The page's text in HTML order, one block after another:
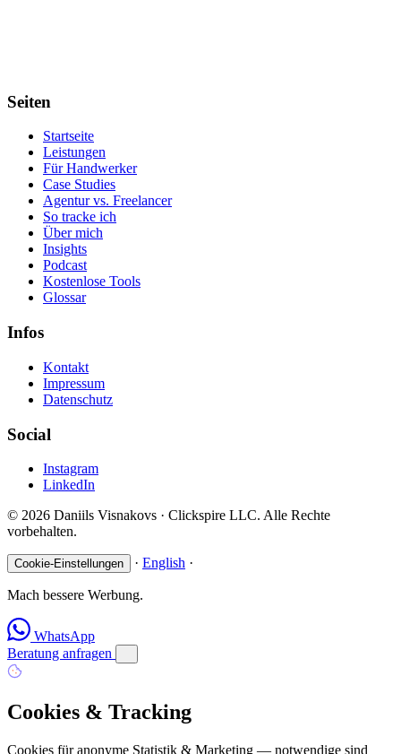
Seiten
Startseite
Leistungen
Für Handwerker
Case Studies
Agentur vs. Freelancer
So tracke ich
Über mich
Insights
Podcast
Kostenlose Tools
Glossar
Infos
Kontakt
Impressum
Datenschutz
Social
Instagram
LinkedIn
© 2026 Daniils Visnakovs · Clickspire LLC. Alle Rechte
vorbehalten.
Cookie-Einstellungen · English ·
Mach bessere Werbung.
WhatsApp
Beratung anfragen
Cookies & Tracking
Cookies für anonyme Statistik & Marketing — notwendige sind